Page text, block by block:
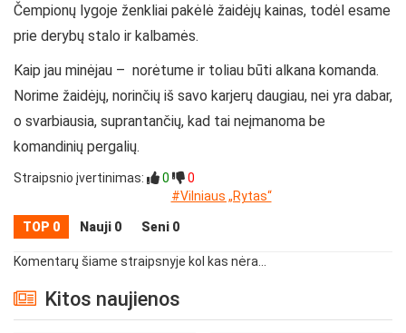
Čempionų lygoje ženkliai pakėlė žaidėjų kainas, todėl esame
prie derybų stalo ir kalbamės.
Kaip jau minėjau – norėtume ir toliau būti alkana komanda.
Norime žaidėjų, norinčių iš savo karjerų daugiau, nei yra dabar,
o svarbiausia, suprantančių, kad tai neįmanoma be
komandinių pergalių.
Straipsnio įvertinimas: 0
0
#Vilniaus „Rytas“
TOP 0 Nauji 0 Seni 0
Komentarų šiame straipsnyje kol kas nėra...
Kitos naujienos